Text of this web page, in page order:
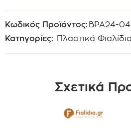
Κωδικός Προϊόντος: BPA24-04
Κατηγορίες: Πλαστικά Φιαλίδια
Σχετικά